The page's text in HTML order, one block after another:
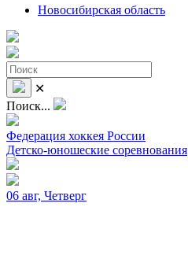
Новосибирская область
✕
Поиск...
Федерация хоккея России
Детско-юношеские соревнования
06 авг, Четверг